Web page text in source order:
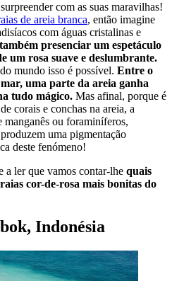
com as suas maravilhas!
de areia branca, então imagine
com águas cristalinas e
presenciar um espetáculo
um rosa suave e deslumbrante.
mundo isso é possível. Entre o
uma parte da areia ganha
tudo mágico. Mas afinal, porque é
corais e conchas na areia, a
manganês ou foraminíferos,
uma pigmentação
deste fenómeno!
a ler que vamos contar-lhe quais
cor-de-rosa mais bonitas do
Indonésia